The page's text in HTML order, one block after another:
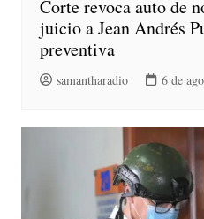
Corte revoca auto de
juicio a Jean Andrés
preventiva
samantharadio 6 de